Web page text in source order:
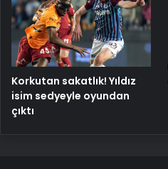
Korkutan sakatlık! Yıldız
isim sedyeyle oyundan
çıktı